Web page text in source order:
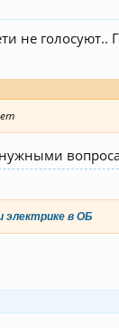
не голосуют..
электрике в ОБ